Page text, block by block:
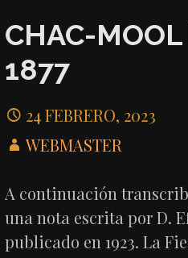
CHAC-
1877
24 FEBRERO, 2023
WEBMASTER
A continuación
una nota escrita por D.
publicado en 1923. La